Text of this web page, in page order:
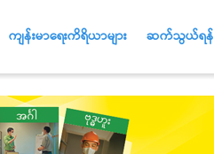
ကျန်းမာရေးကိရိယာများ ဆက်သွယ်ရန်